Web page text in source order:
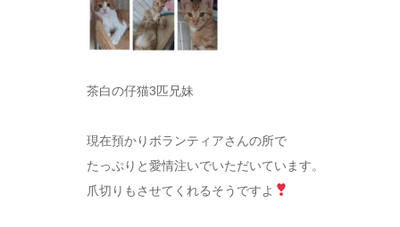
茶白の仔猫3匹兄妹
現在預かりボランティアさんの所で
たっぷりと愛情注いでいただいています。
爪切りもさせてくれるそうですよ